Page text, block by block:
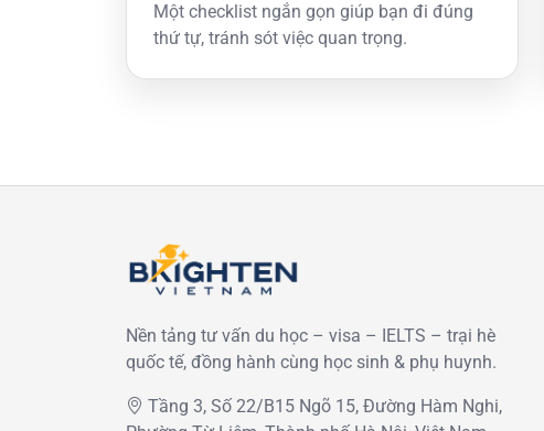
Một checklist ngắn gọn giúp bạn đi đúng
thứ tự, tránh sót việc quan trọng.
Nền tảng tư vấn du học – visa – IELTS – trại hè
quốc tế, đồng hành cùng học sinh & phụ huynh.
Tầng 3, Số 22/B15 Ngõ 15, Đường Hàm Nghi,